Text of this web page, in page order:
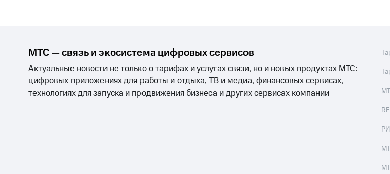
МТС — связь и экосистема цифровых сервисов
Актуальные новости не только о тарифах и услугах связи, но и новых продуктах МТС:
цифровых приложениях для работы и отдыха, ТВ и медиа, финансовых сервисах,
технологиях для запуска и продвижения бизнеса и других сервисах компании